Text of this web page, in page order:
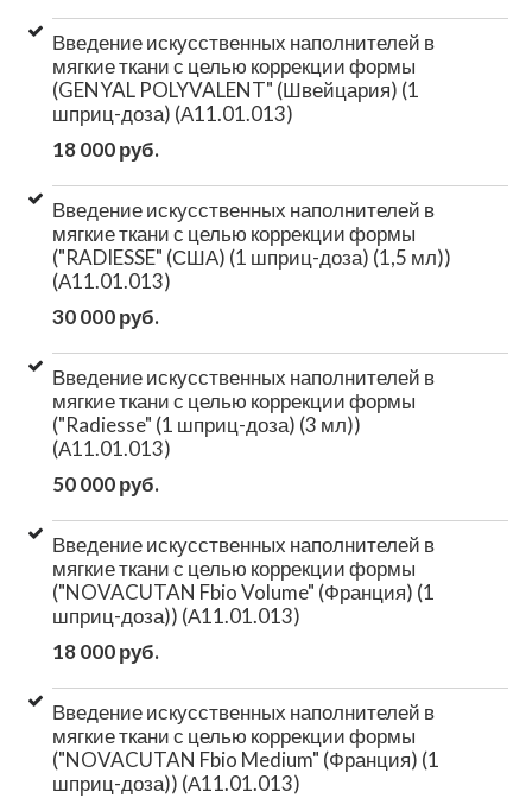
Введение искусственных наполнителей в
мягкие ткани с целью коррекции формы
(GENYAL POLYVALENT" (Швейцария) (1
шприц-доза) (А11.01.013)
18 000 руб.
Введение искусственных наполнителей в
мягкие ткани с целью коррекции формы
("RADIESSE" (США) (1 шприц-доза) (1,5 мл))
(А11.01.013)
30 000 руб.
Введение искусственных наполнителей в
мягкие ткани с целью коррекции формы
("Radiesse" (1 шприц-доза) (3 мл))
(А11.01.013)
50 000 руб.
Введение искусственных наполнителей в
мягкие ткани с целью коррекции формы
("NOVACUTAN Fbio Volume" (Франция) (1
шприц-доза)) (А11.01.013)
18 000 руб.
Введение искусственных наполнителей в
мягкие ткани с целью коррекции формы
("NOVACUTAN Fbio Medium" (Франция) (1
шприц-доза)) (А11.01.013)